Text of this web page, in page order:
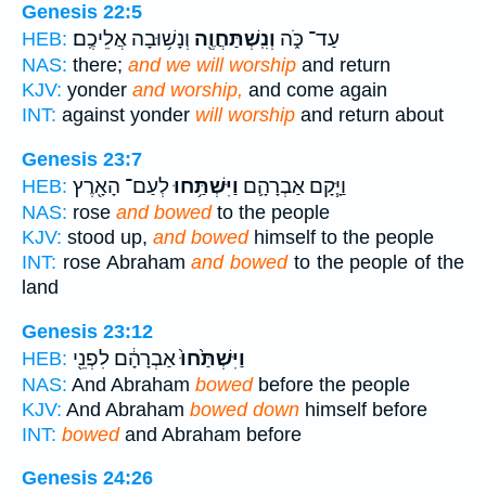
Genesis 22:5
HEB:
עַד־ כֹּ֑ה וְנִֽשְׁתַּחֲוֶ֖ה וְנָשׁ֥וּבָה אֲלֵיכֶֽם׃
NAS: there; and we will worship and return
KJV: yonder and worship, and come again
INT: against yonder will worship and return about
Genesis 23:7
HEB:
וַיָּ֧קָם אַבְרָהָ֛ם וַיִּשְׁתַּ֥חוּלְעַם־ הָאָ֖רֶץ
NAS: rose and bowedto the people
KJV: stood up, and bowedhimself to the people
INT: rose Abrahamand bowedto the people of the
land
Genesis 23:12
HEB:
וַיִּשְׁתַּ֙חוּ֙אַבְרָהָ֔ם לִפְנֵ֖י
NAS: And Abraham bowedbefore the people
KJV: And Abraham bowed down himself before
INT: bowedand Abraham before
Genesis 24:26